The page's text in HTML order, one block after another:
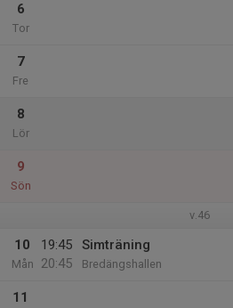
6
Tor
7
Fre
8
Lör
9
Sön
v.46
10
Mån
19:45
20:45
Simträning
Bredängshallen
11